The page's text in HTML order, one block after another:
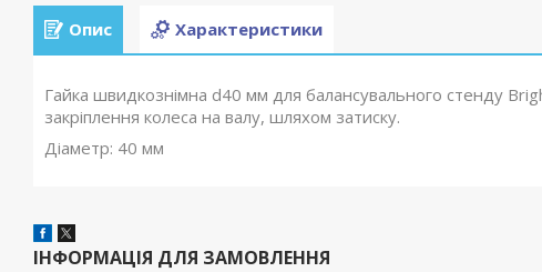
Опис Характеристики
Гайка швидкознімна d40 мм для балансувального стенду
закріплення колеса на валу, шляхом затиску.
Діаметр: 40 мм
ІНФОРМАЦІЯ ДЛЯ ЗАМОВЛЕННЯ